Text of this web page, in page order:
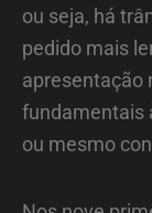
ou seja, há
pedido mais
apresentação
fundamentais
ou mesmo